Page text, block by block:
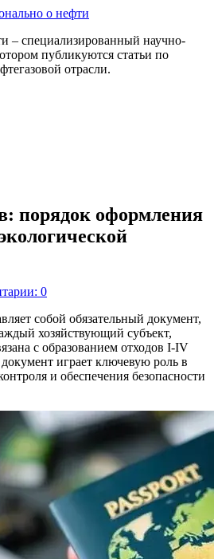
о нефти
– специализированный научно-
публикуются статьи по
отрасли.
порядок оформления
0
собой обязательный документ,
хозяйствующий субъект,
с образованием отходов I-IV
играет ключевую роль в
и обеспечения безопасности